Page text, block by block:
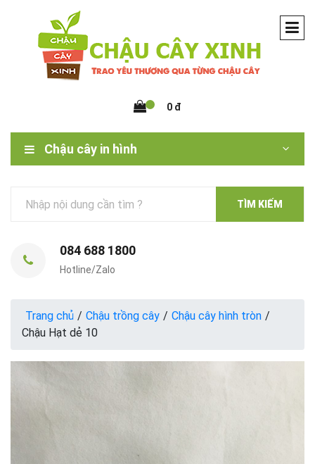
0 đ
Chậu cây in hình
TÌM KIẾM
084 688 1800
Hotline/Zalo
Trang chủ / Chậu trồng cây / Chậu cây hình tròn /
Chậu Hạt dẻ 10